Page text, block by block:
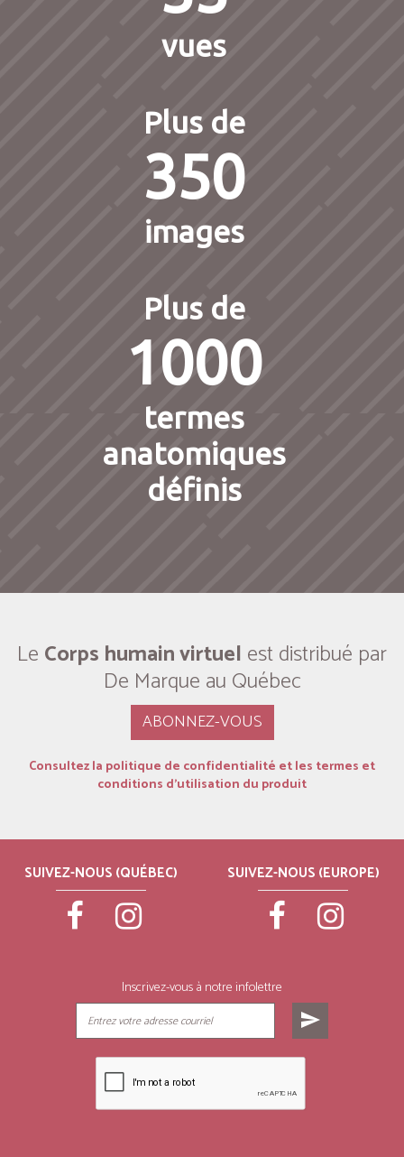
vues
Plus de
350
images
Plus de
1000
termes
anatomiques
définis
Le Corps humain virtuel est distribué par
De Marque au Québec
ABONNEZ-VOUS
Consultez la politique de confidentialité et les termes et
conditions d’utilisation du produit
SUIVEZ-NOUS (QUÉBEC) SUIVEZ-NOUS (EUROPE)
Inscrivez-vous à notre infolettre
send